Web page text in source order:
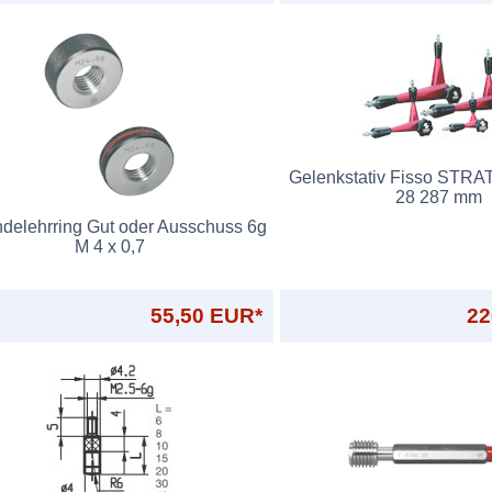
Gut oder Ausschuss 6g
M 4 x 0,7
55,50 EUR*
Gelenkstativ Fisso
28 287 mm